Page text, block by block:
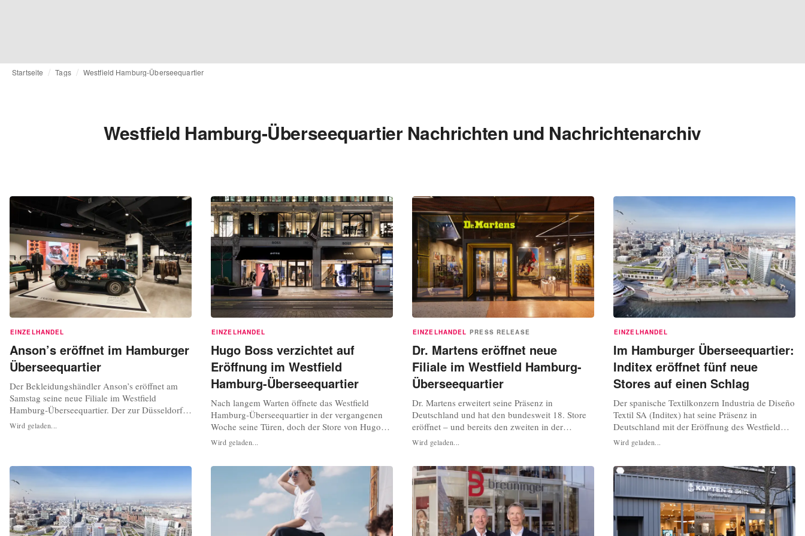
Startseite Tags Westfield Hamburg-Überseequartier
Westfield Hamburg-Überseequartier Nachrichten und Nachrichtenarchiv
EINZELHANDEL
Anson’s eröffnet im Hamburger
Überseequartier
Der Bekleidungshändler Anson’s eröffnet am
Samstag seine neue Filiale im Westfield
Hamburg-Überseequartier. Der zur Düsseldorfer
Peek & Cloppenburg-Gruppe gehörende
Herrenausstatter hatte bereits im Herbst
Hamburger Hafen zu eröffnen. Künftig wird er
sein Sortiment...
Wird geladen...
EINZELHANDEL
Hugo Boss verzichtet auf
Eröffnung im Westfield
Hamburg-Überseequartier
Nach langem Warten öffnete das Westfield
Hamburg-Überseequartier in der vergangenen
Woche seine Türen, doch der Store von Hugo
Boss blieb geschlossen. Der Metzinger
Modekonzern habe sich dazu entschieden, das
des Einkaufszentrums nicht zu realisieren,
bestätigte das Unternehmen am Montag auf
Wird geladen...
EINZELHANDEL PRESS RELEASE
Dr. Martens eröffnet neue
Filiale im Westfield Hamburg-
Überseequartier
Dr. Martens erweitert seine Präsenz in
Deutschland und hat den bundesweit 18. Store
eröffnet – und bereits den zweiten in der
Hansestadt Hamburg. Nach dem erfolgreichen
Standort in der Mönckebergstraße ist das
Hamburg-Überseequartier vertreten. Der neue
Store liegt im Herzen eines der spannendsten
stä...
Wird geladen...
EINZELHANDEL
Im Hamburger Überseequartier:
Inditex eröffnet fünf neue
Stores auf einen Schlag
Der spanische Textilkonzern Industria de Diseño
Textil SA (Inditex) hat seine Präsenz in
Deutschland mit der Eröffnung des Westfield
Hamburg-Überseequartiers kräftig ausgebaut. In
dem neuen Einkaufszentrum, das am Dienstag
wurde, sind gleich fünf Marken der
Unternehmensgruppe mit eigenen Stores...
Wird geladen...